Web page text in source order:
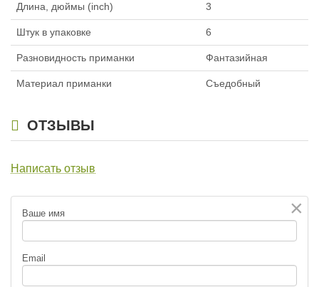
Длина, дюймы (inch) 3
Штук в упаковке 6
Разновидность приманки Фантазийная
Материал приманки Съедобный
ОТЗЫВЫ
Написать отзыв
×
Ваше имя
Email